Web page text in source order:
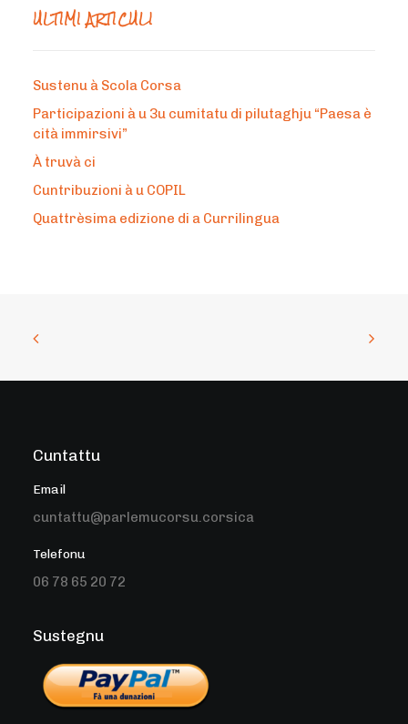
ULTIMI ARTICULI
Sustenu à Scola Corsa
Participazioni à u 3u cumitatu di pilutaghju “Paesa è
cità immirsivi”
À truvà ci
Cuntribuzioni à u COPIL
Quattrèsima edizione di a Currilingua
Cuntattu
Email
cuntattu@parlemucorsu.corsica
Telefonu
06 78 65 20 72
Sustegnu